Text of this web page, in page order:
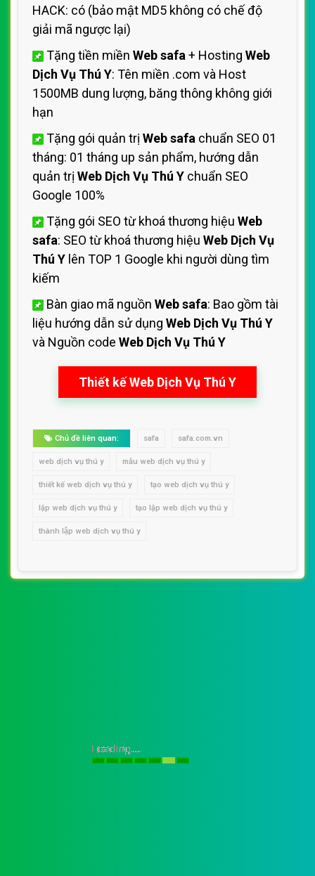
HACK: có (bảo mật MD5 không có chế độ
giải mã ngược lại)
Tặng tiền miền Web safa + Hosting Web
Dịch Vụ Thú Y: Tên miền .com và Host
1500MB dung lượng, băng thông không giới
hạn
Tặng gói quản trị Web safa chuẩn SEO 01
tháng: 01 tháng up sản phẩm, hướng dẫn
quản trị Web Dịch Vụ Thú Y chuẩn SEO
Google 100%
Tặng gói SEO từ khoá thương hiệu Web
safa: SEO từ khoá thương hiệu Web Dịch Vụ
Thú Y lên TOP 1 Google khi người dùng tìm
kiếm
Bàn giao mã nguồn Web safa: Bao gồm tài
liệu hướng dẫn sử dụng Web Dịch Vụ Thú Y
và Nguồn code Web Dịch Vụ Thú Y
Thiết kế Web Dịch Vụ Thú Y
Chủ đề liên quan: safa safa.com.vn
web dịch vụ thú y mẫu web dịch vụ thú y
thiết kế web dịch vụ thú y tạo web dịch vụ thú y
lập web dịch vụ thú y tạo lập web dịch vụ thú y
thành lập web dịch vụ thú y